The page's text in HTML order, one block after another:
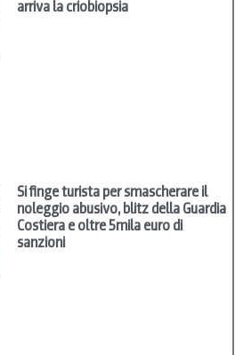
arriva la criobiopsia
Si finge turista per smascherare il
noleggio abusivo, blitz della Guardia
Costiera e oltre 5mila euro di
sanzioni